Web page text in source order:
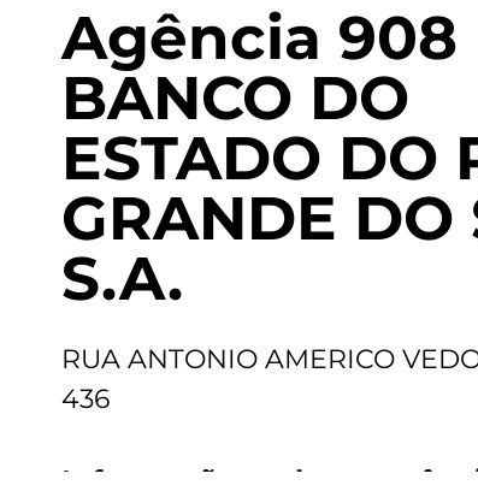
Agência 908
BANCO DO
ESTADO DO
GRANDE DO
S.A.
RUA ANTONIO AMERICO
436
Informações sobre a